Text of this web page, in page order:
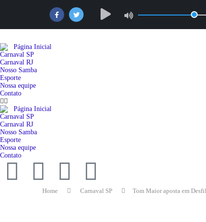
Página Inicial
Carnaval SP
Carnaval RJ
Nosso Samba
Esporte
Nossa equipe
Contato
Página Inicial
Carnaval SP
Carnaval RJ
Nosso Samba
Esporte
Nossa equipe
Contato
Home Carnaval SP Tom Maior aposta em